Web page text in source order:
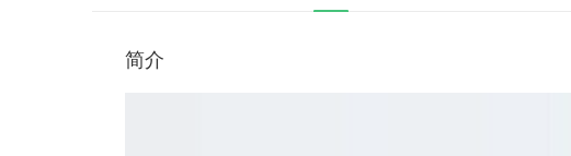
简介